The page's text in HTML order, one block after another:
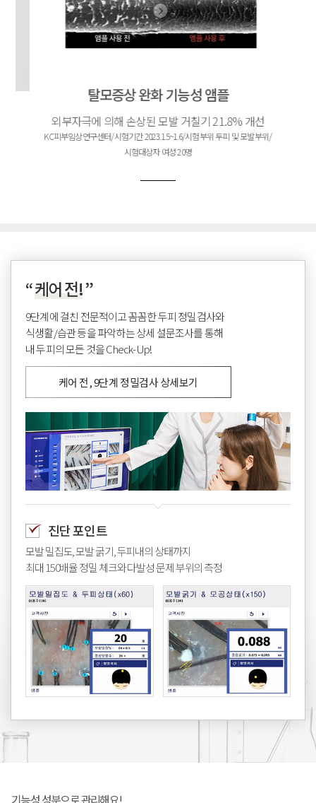
탈모증상 완화 기능성 앰플
외부자극에 의해 손상된 모발 거칠기 21.8% 개선
KC피부임상연구센터/시험기간 2023.1.5~1.6/시험부위 두피 및 모발부위/
시험대상자 여성 20명
“케어 전!”
9단계에 걸친 전문적이고 꼼꼼한 두피 정밀검사와
식생활/습관 등을 파악하는 상세 설문조사를 통해
내 두피의 모든 것을 Check-Up!
케어 전, 9단계 정밀검사 상세보기
진단 포인트
모발 밀집도, 모발 굵기, 두피내의 상태까지
최대 150배율 정밀 체크와 다발성 문제 부위의 측정
기능성 성분으로 관리해요!